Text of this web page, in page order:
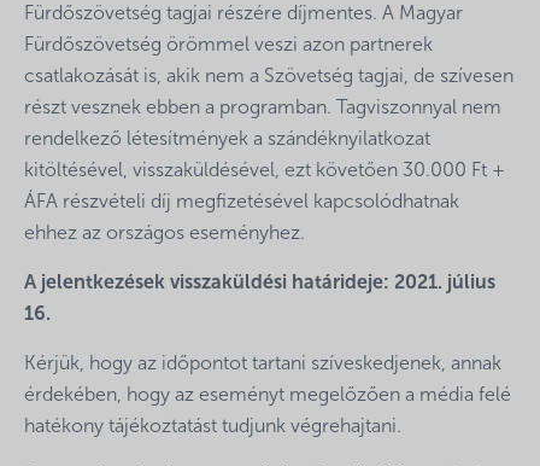
Fürdőszövetség tagjai részére díjmentes. A Magyar
Fürdőszövetség örömmel veszi azon partnerek
csatlakozását is, akik nem a Szövetség tagjai, de szívesen
részt vesznek ebben a programban. Tagviszonnyal nem
rendelkező létesítmények a szándéknyilatkozat
kitöltésével, visszaküldésével, ezt követően 30.000 Ft +
ÁFA részvételi díj megfizetésével kapcsolódhatnak
ehhez az országos eseményhez.
A jelentkezések visszaküldési határideje: 2021. július
16.
Kérjük, hogy az időpontot tartani szíveskedjenek, annak
érdekében, hogy az eseményt megelőzően a média felé
hatékony tájékoztatást tudjunk végrehajtani.